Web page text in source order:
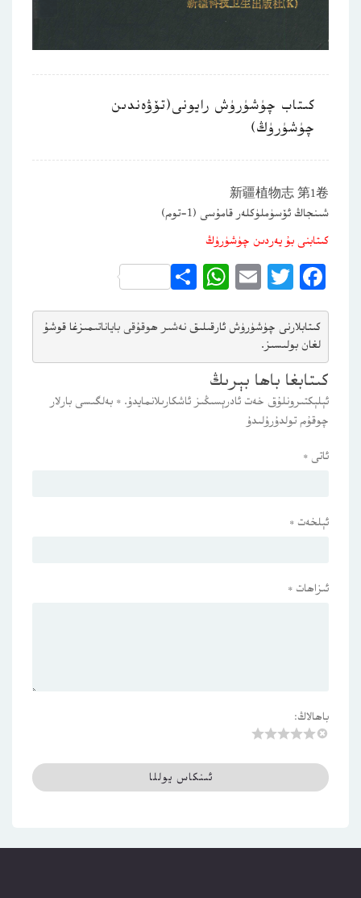
كىتاب چۈشۈرۈش رايونى(تۆۋەندىن
چۈشۈرۈڭ)
新疆植物志 第1卷
شىنجاڭ ئۆسۈملۈكلەر قامۇسى (1-توم)
كىتابنى بۇ يەردىن چۈشۈرۈڭ
Facebook
Twitter
Email
WhatsApp
Share
كىتابلارنى چۈشۈرۈش ئارقىلىق نەشىر ھوقۇقى باياناتىمىزغا قوشۇ
لغان بولىسىز.
كىتابغا باھا بېرىڭ
ئېلېكتىرونلۇق خەت ئادرېسىڭىز ئاشكارىلانمايدۇ. * بەلگىسى بارلار
چوقۇم تولدۇرۇلىدۇ
ئاتى *
ئېلخەت *
ئىزاھات *
باھالاڭ: